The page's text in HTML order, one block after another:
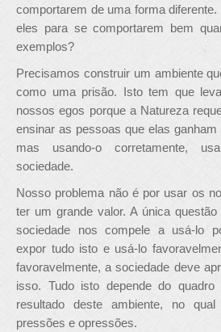
comportarem de uma forma
eles para se comportarem bem
exemplos?
Precisamos construir um ambiente
como uma prisão. Isto tem que
nossos egos porque a Natureza
ensinar as pessoas que elas
mas usando-o corretamente,
sociedade.
Nosso problema não é por usar os
ter um grande valor. A única
sociedade nos compele a usá-lo
expor tudo isto e usá-lo
favoravelmente, a sociedade deve
isso. Tudo isto depende do
resultado deste ambiente, no
pressões e opressões.